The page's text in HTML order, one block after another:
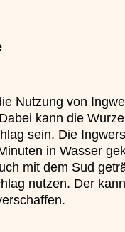
Nutzung von
kann die
sein. Die
in Wasser
mit dem Sud
nutzen. Der